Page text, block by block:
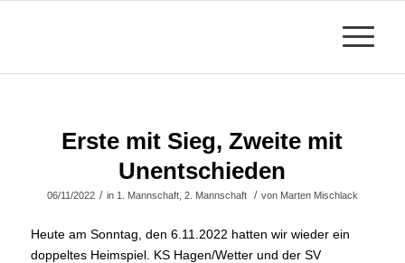
Erste mit Sieg, Zweite mit
Unentschieden
06/11/2022 / in 1. Mannschaft, 2. Mannschaft / von Marten Mischlack
Heute am Sonntag, den 6.11.2022 hatten wir wieder ein
doppeltes Heimspiel. KS Hagen/Wetter und der SV